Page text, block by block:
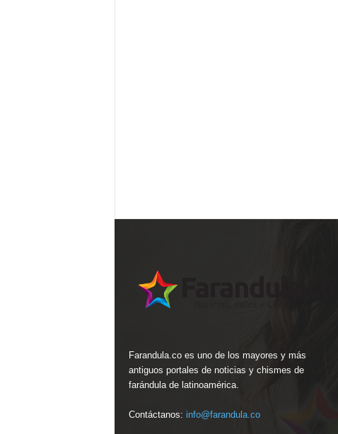
Farandula.co es uno de los mayores y más
antiguos portales de noticias y chismes de
farándula de latinoamérica.
Contáctanos: info@farandula.co